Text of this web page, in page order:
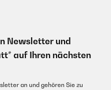
Newsletter und
auf Ihren nächsten
an und gehören Sie zu